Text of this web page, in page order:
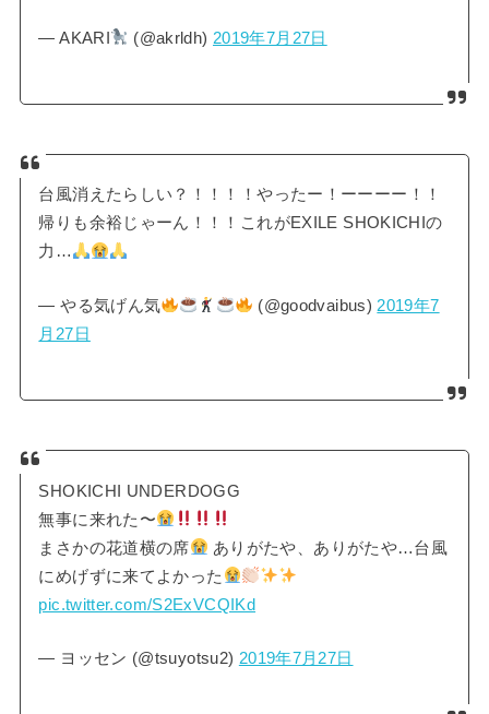
— AKARI (@akrldh) 2019年7月27日
台風消えたらしい？！！！！やったー！ーーーー！！
帰りも余裕じゃーん！！！これがEXILE SHOKICHIの
力…
— やる気げん気 (@goodvaibus) 2019年7
月27日
SHOKICHI UNDERDOGG
無事に来れた〜
まさかの花道横の席
ありがたや、ありがたや…台風
にめげずに来てよかった
pic.twitter.com/S2ExVCQIKd
— ヨッセン (@tsuyotsu2) 2019年7月27日